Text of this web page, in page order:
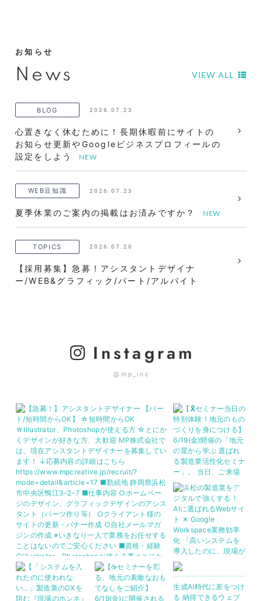
お知らせ
News
BLOG 2026.07.23
心置きなく休むために！長期休暇前にサイトの
お知らせ更新やGoogleビジネスプロフィールの
設定をしよう
WEB豆知識 2026.07.23
夏季休業のご案内の掲載はお済みですか？
TOPICS 2026.07.20
【採用募集】急募！アシスタントデザイナ
ー/WEB&グラフィック/パート/アルバイト
VIEW ALL
Instagram
@mp_inc